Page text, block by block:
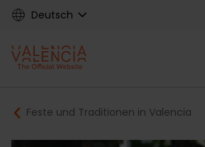
Skip
content
Deutsch
Main
navigation
Breadcrumb
Feste und Traditionen in Valencia